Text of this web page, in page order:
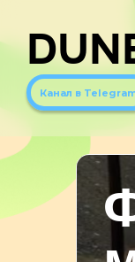
Канал в